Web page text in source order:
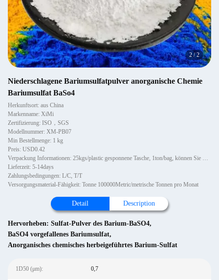
2/2
Niederschlagene Bariumsulfatpulver anorganische Chemie
Bariumsulfat BaSo4
Herkunftsort: aus China
Markenname: XiMi
Zertifizierung: ISO，SGS
Modellnummer: XM-PB07
Min Bestellmenge: 1 kg
Preis: USD0.42
Verpackung Informationen: 25kgs/plastic gesponnene Tasche, 1ton/bag, können Sie mit Palette oder nicht hölzernen Paletten, 1~1
Lieferzeit: 5-14days
Zahlungsbedingungen: L/C, T/T
Versorgungsmaterial-Fähigkeit: Tonne 100000Metric/metrische Tonnen pro Monat
Detail Description
Hervorheben: Sulfat-Pulver des Barium-BaSO4,
BaSO4 vorgefallenes Bariumsulfat,
Anorganisches chemisches herbeigeführtes Barium-Sulfat
1D50 (μm): 0,7